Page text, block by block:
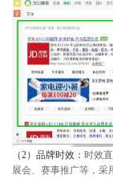
（2） 品牌时效： 时效
展会、赛事推广等，采